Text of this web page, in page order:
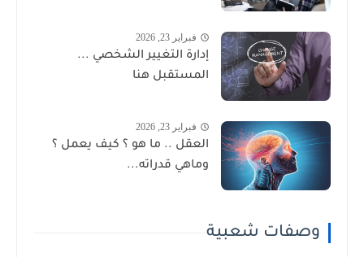
فبراير 23, 2026
إدارة التغيير الشخصي ...
المستقبل هنا
فبراير 23, 2026
العقل .. ما هو ؟ كيف يعمل ؟
وماهي قدراته...
وصفات شعبية